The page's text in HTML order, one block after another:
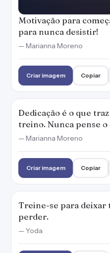
Motivação para
para nunca desistir!
— Marianna Moreno
Criar imagem Copiar
Dedicação é o que
treino. Nunca pense
— Marianna Moreno
Criar imagem Copiar
Treine-se para deixar
perder.
— Yoda